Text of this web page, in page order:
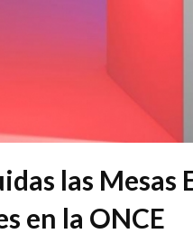
las Mesas
en la ONCE